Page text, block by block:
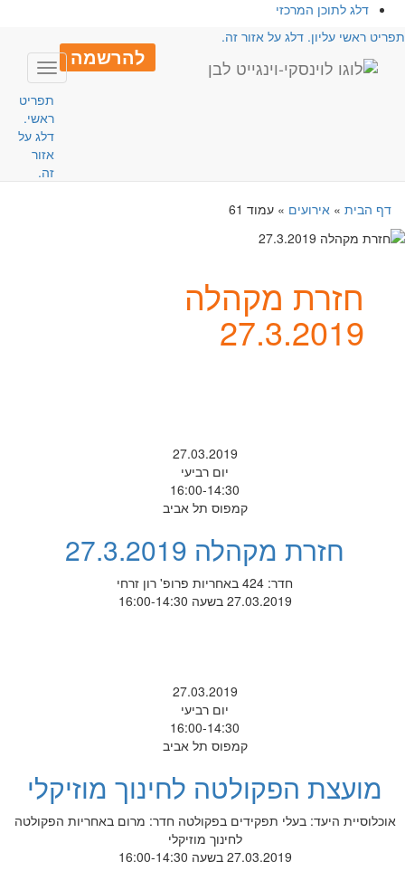
דלג לתוכן המרכזי
ראשי עליון. דלג על אזור זה.
להרשמה
Toggle
תפריט
ראשי.
דלג על
אזור
זה.
דף הבית» אירועים» עמוד 61
חזרת מקהלה
27.3.2019
27.03.2019
יום רביעי
16:00-14:30
קמפוס תל אביב
חזרת מקהלה 27.3.2019
חדר: 424 באחריות פרופ' רון זרחי
27.03.2019 בשעה 16:00-14:30
27.03.2019
יום רביעי
16:00-14:30
קמפוס תל אביב
מועצת הפקולטה לחינוך מוזיקלי
אוכלוסיית היעד: בעלי תפקידים בפקולטה חדר: מרום באחריות הפקולטה
לחינוך מוזיקלי
27.03.2019 בשעה 16:00-14:30